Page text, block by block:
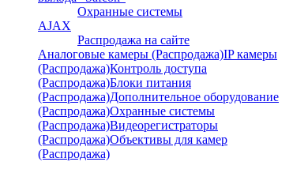
Охранные системы
AJAX
Распродажа на сайте
Аналоговые камеры (Распродажа)IP камеры
(Распродажа)Контроль доступа
(Распродажа)Блоки питания
(Распродажа)Дополнительное оборудование
(Распродажа)Охранные системы
(Распродажа)Видеорегистраторы
(Распродажа)Объективы для камер
(Распродажа)